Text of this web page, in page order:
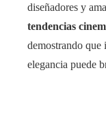
diseñadores y
tendencias
demostrando que
elegancia puede